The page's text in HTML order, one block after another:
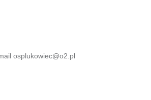
osplukowiec@o2.pl